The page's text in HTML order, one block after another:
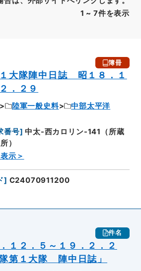
1 ~ 7件を表示
簿冊
大隊陣中日誌 昭１８．１
．２９
陸軍一般史料
中部太平洋
番号] 中太-西カロリン-141（所蔵
）
示＞
] C24070911200
件名
１２．５～１９．２．２
第１大隊 陣中日誌」